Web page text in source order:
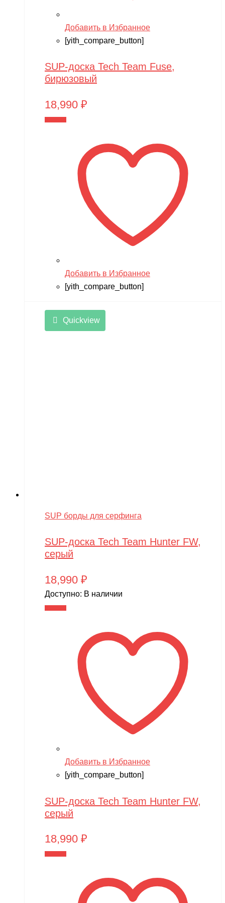
Добавить в Избранное
[yith_compare_button]
SUP-доска Tech Team Fuse,
бирюзовый
18,990 ₽
Добавить в Избранное
[yith_compare_button]
Quickview
SUP борды для серфинга
SUP-доска Tech Team Hunter FW,
серый
18,990 ₽
Доступно: В наличии
Добавить в Избранное
[yith_compare_button]
SUP-доска Tech Team Hunter FW,
серый
18,990 ₽